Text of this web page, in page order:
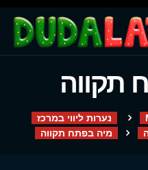
תקווה
נערות ליווי במרכז
מיה בפתח תקווה